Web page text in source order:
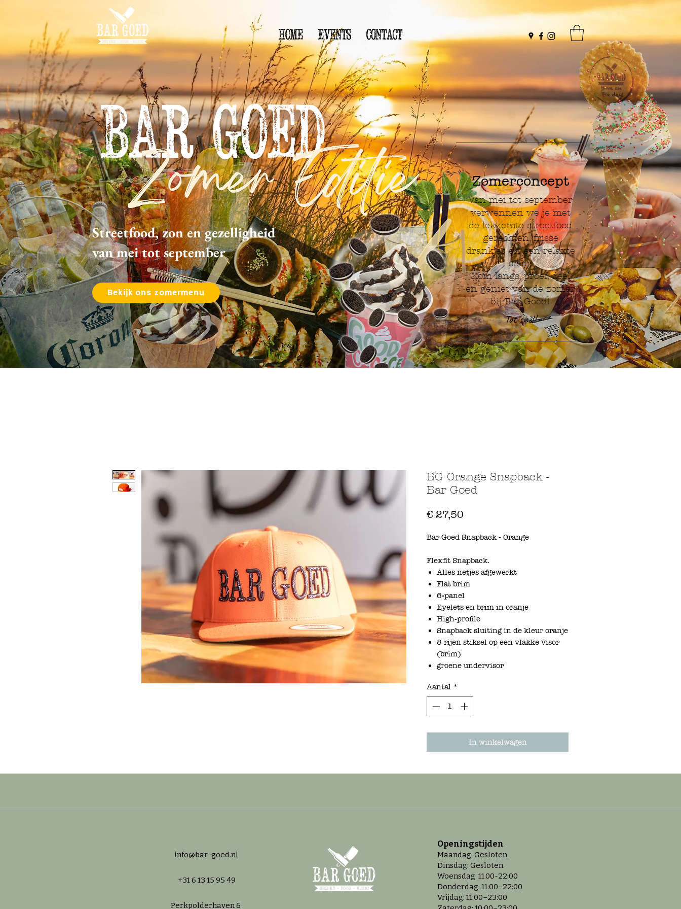
Home Events Contact
Streetfood, zon en gezelligheid
van mei tot september
Bekijk ons zomermenu
Zomerconcept
Van mei tot september
verwennen we je met
de lekkerste streetfood
gerechten, frisse
drankjes en een relaxte
sfeer.
Kom langs, proef, deel
en geniet van de zomer
bij Bar Goed!
Tot snel!
BG Orange Snapback -
Bar Goed
€ 27,50
Bar Goed Snapback - Orange
Flexfit Snapback.
Alles netjes afgewerkt
Flat brim
6-panel
Eyelets en brim in oranje
High-profile
Snapback sluiting in de kleur oranje
8 rijen stiksel op een vlakke visor
(brim)
groene undervisor
Aantal *
In winkelwagen
info@bar-goed.nl
+31 6 13 15 95 49
Perkpolderhaven 6
Openingstijden
Maandag: Gesloten
Dinsdag: Gesloten
Woensdag: 11.00-22:00
Donderdag: 11:00–22:00
Vrijdag: 11:00–23:00